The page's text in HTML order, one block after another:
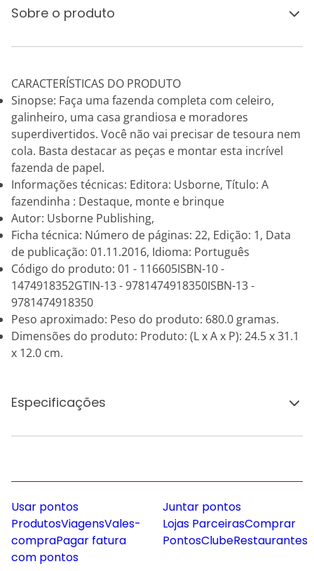
Sobre o produto
CARACTERÍSTICAS DO PRODUTO
Sinopse: Faça uma fazenda completa com celeiro,
galinheiro, uma casa grandiosa e moradores
superdivertidos. Você não vai precisar de tesoura nem
cola. Basta destacar as peças e montar esta incrível
fazenda de papel.
Informações técnicas: Editora: Usborne, Título: A
fazendinha : Destaque, monte e brinque
Autor: Usborne Publishing,
Ficha técnica: Número de páginas: 22, Edição: 1, Data
de publicação: 01.11.2016, Idioma: Português
Código do produto: 01 - 116605ISBN-10 -
1474918352GTIN-13 - 9781474918350ISBN-13 -
9781474918350
Peso aproximado: Peso do produto: 680.0 gramas.
Dimensões do produto: Produto: (L x A x P): 24.5 x 31.1
x 12.0 cm.
Especificações
Usar pontos
ProdutosViagensVales-
compraPagar fatura
com pontos
Juntar pontos
Lojas ParceirasComprar
PontosClubeRestaurantes